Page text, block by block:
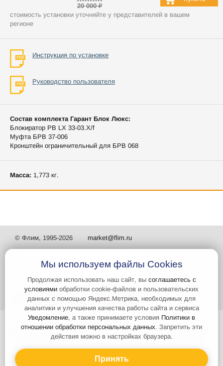
20 000 ₽
стоимость установки уточняйте у представителей в вашем
регионе
Инструкция по установке
Руководство пользователя
Состав комплекта Гарант Блок Люкс:
Блокиратор РВ LX 33-03.X/f
Муфта БРВ 37-006
Кронштейн ограничительный для БРВ 068
Масса: 1,773 кг.
© Флим, 1995-2026 market@flim.ru
Задать вопрос Контакты
Интернет-сайт носит информационный характер и не является
публичной офертой, которая определяется положениями статьи 437
Гражданского кодекса РФ. Информация о характеристиках и
стоимости товаров, указанных на сайте, условия доставки может
быть изменена в одностороннем порядке. Информация по ценам,
Мы используем файлы Cookies
Продолжая использовать наш сайт, вы соглашаетесь с
условиями обработки cookie-файлов и пользовательских
данных с помощью Яндекс.Метрика, необходимых для
аналитики и улучшения качества работы сайта и сервиса
Уведомление, а также принимаете условия Политики в
отношении обработки персональных данных. Запретить эти
действия можно в настройках браузера.
Принять